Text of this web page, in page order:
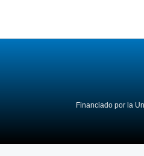
Financiado por la